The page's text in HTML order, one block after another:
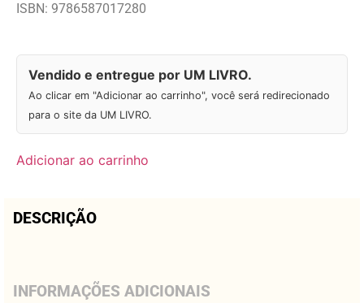
ISBN: 9786587017280
Vendido e entregue por UM LIVRO.
Ao clicar em "Adicionar ao carrinho", você será redirecionado
para o site da UM LIVRO.
Adicionar ao carrinho
DESCRIÇÃO
INFORMAÇÕES ADICIONAIS